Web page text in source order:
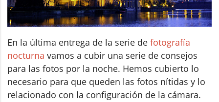
En la última entrega de la serie de fotografía
nocturna vamos a cubir una serie de consejos
para las fotos por la noche. Hemos cubierto lo
necesario para que queden las fotos nítidas y lo
relacionado con la configuración de la cámara.